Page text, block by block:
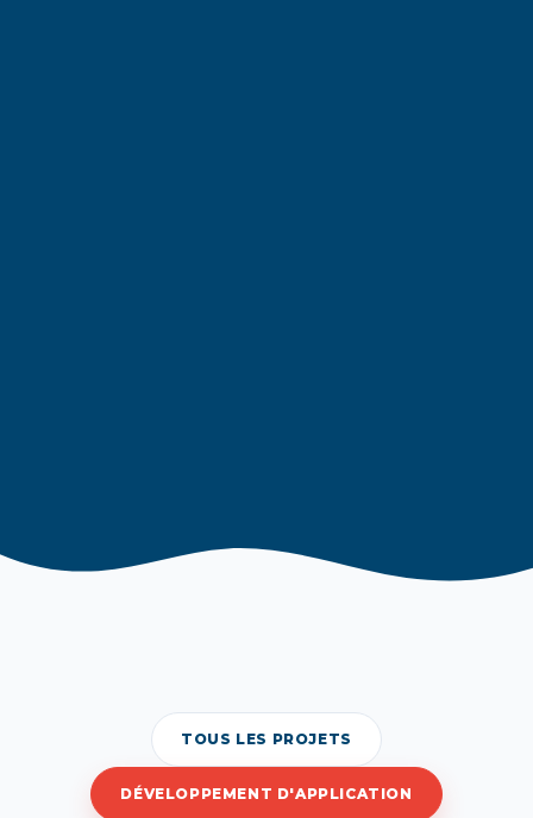
TOUS LES PROJETS
DÉVELOPPEMENT D'APPLICATION